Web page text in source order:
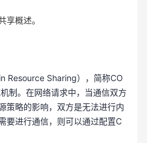
享概述。
Resource Sharing），简称CO
制。在网络请求中，当通信双方
策略的影响，双方是无法进行内
要进行通信，则可以通过配置C